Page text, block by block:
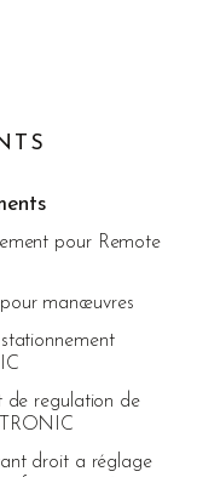
pour Remote
manœuvres
de regulation de
droit a réglage